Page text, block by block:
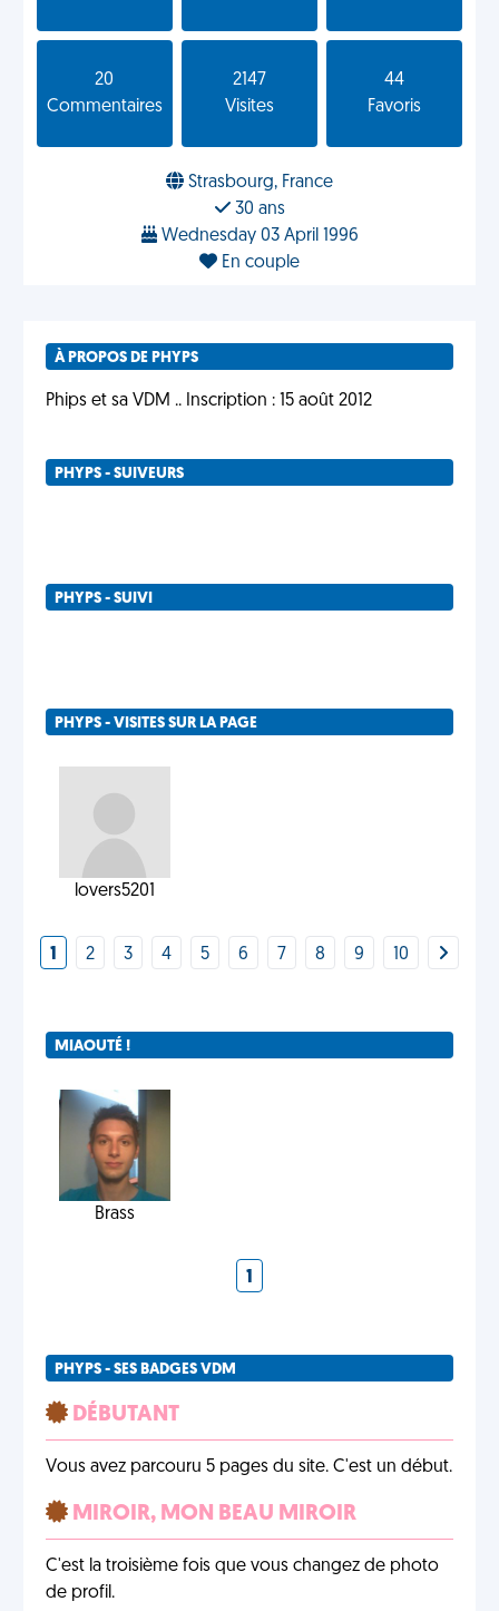
20
Commentaires
2147
Visites
44
Favoris
Strasbourg, France
30 ans
Wednesday 03 April 1996
En couple
À PROPOS DE PHYPS
Phips et sa VDM .. Inscription : 15 août 2012
PHYPS - SUIVEURS
PHYPS - SUIVI
PHYPS - VISITES SUR LA PAGE
lovers5201
1 2 3 4 5 6 7 8 9 10
MIAOUTÉ !
Brass
1
PHYPS - SES BADGES VDM
DÉBUTANT
Vous avez parcouru 5 pages du site. C'est un début.
MIROIR, MON BEAU MIROIR
C'est la troisième fois que vous changez de photo
de profil.